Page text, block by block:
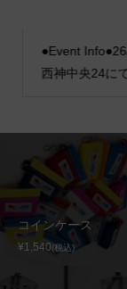
●Event
西神中央24に
コインケース
¥1,540(税込)